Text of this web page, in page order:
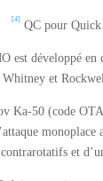
[4] QC pour Quick
est développé en
Whitney et
Ka-50 (code
monoplace
et